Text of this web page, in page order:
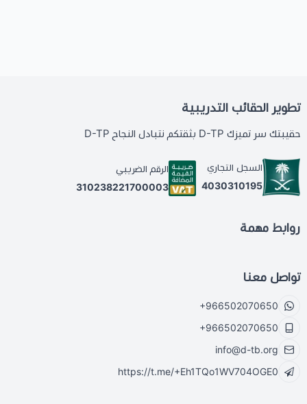
تطوير الحقائب التدريبية
حقيبتك سر تميزك D-TP بثقتكم نتبادل النجاح D-TP
السجل التجاري
4030310195
الرقم الضريبي
310238221700003
روابط مهمة
تواصل معنا
+966502070650
+966502070650
info@d-tb.org
https://t.me/+Eh1TQo1WV704OGE0